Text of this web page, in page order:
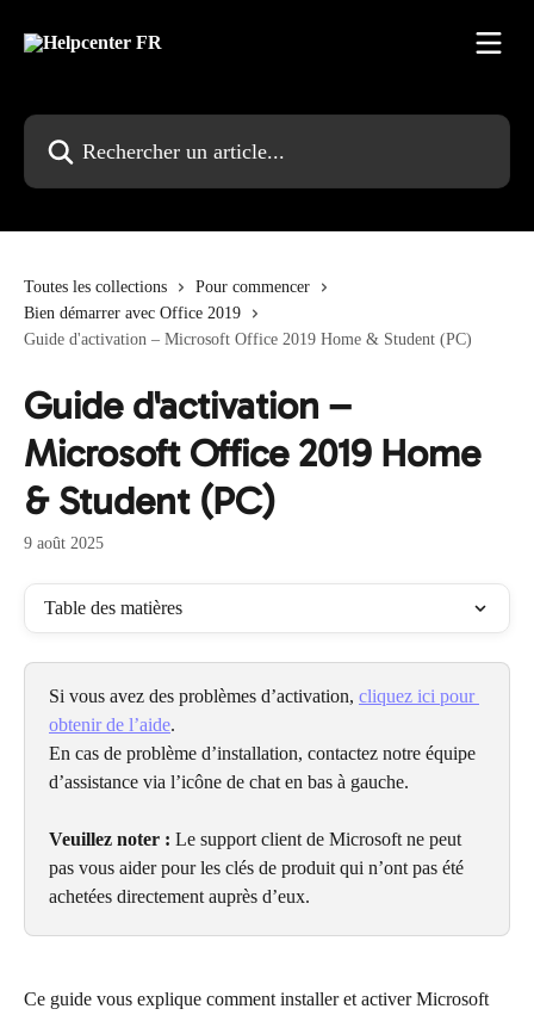
Rechercher un article...
Toutes les collections
Pour commencer
Bien démarrer avec Office 2019
Guide d'activation – Microsoft Office 2019 Home & Student (PC)
Guide d'activation –
Microsoft Office 2019 Home
& Student (PC)
9 août 2025
Table des matières
Si vous avez des problèmes d’activation, cliquez ici pour
obtenir de l’aide.
En cas de problème d’installation, contactez notre équipe
d’assistance via l’icône de chat en bas à gauche.
Veuillez noter : Le support client de Microsoft ne peut
pas vous aider pour les clés de produit qui n’ont pas été
achetées directement auprès d’eux.
Ce guide vous explique comment installer et activer Microsoft